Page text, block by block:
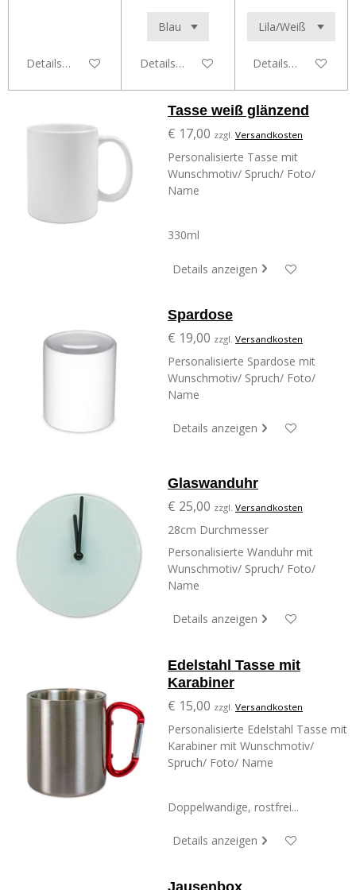
Details anzeigen Details anzeigen Details anzeigen
Tasse weiß glänzend
€ 17,00 zzgl. Versandkosten
Personalisierte Tasse mit
Wunschmotiv/ Spruch/ Foto/
Name
330ml
Details anzeigen
Spardose
€ 19,00 zzgl. Versandkosten
Personalisierte Spardose mit
Wunschmotiv/ Spruch/ Foto/
Name
Details anzeigen
Glaswanduhr
€ 25,00 zzgl. Versandkosten
28cm Durchmesser
Personalisierte Wanduhr mit
Wunschmotiv/ Spruch/ Foto/
Name
Details anzeigen
Edelstahl Tasse mit
Karabiner
€ 15,00 zzgl. Versandkosten
Personalisierte Edelstahl Tasse mit
Karabiner mit Wunschmotiv/
Spruch/ Foto/ Name
Doppelwandige, rostfrei...
Details anzeigen
Jausenbox